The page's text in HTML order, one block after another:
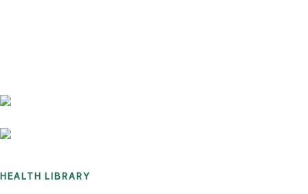
HEALTH LIBRARY